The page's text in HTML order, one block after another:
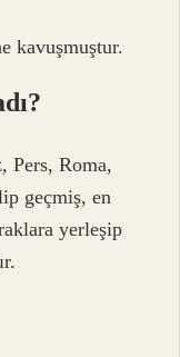
kavuşmuştur.
Pers, Roma,
geçmiş, en
yerleşip